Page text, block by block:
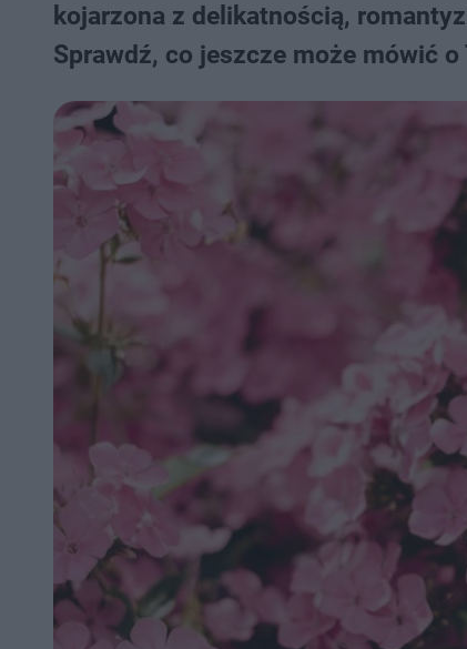
kojarzona z delikatnością,
Sprawdź, co jeszcze może mówić